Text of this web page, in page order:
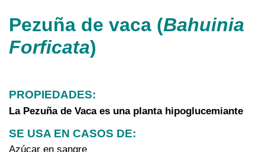
Pezuña de vaca (Bahuinia
Forficata)
PROPIEDADES:
La Pezuña de Vaca es una planta hipoglucemiante
SE USA EN CASOS DE:
Azúcar en sangre